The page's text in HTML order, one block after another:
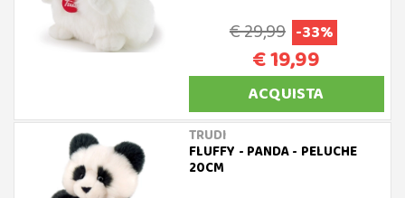
€ 29,99 -33%
€ 19,99
ACQUISTA
TRUDI
FLUFFY - PANDA - PELUCHE
20CM